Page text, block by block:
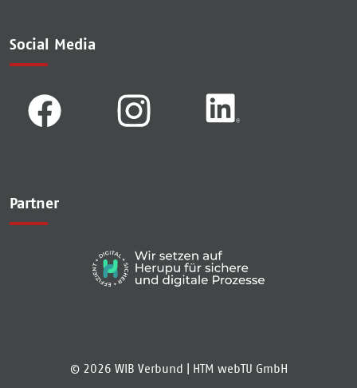
Social Media
Partner
© 2026 WIB Verbund | HTM webTU GmbH